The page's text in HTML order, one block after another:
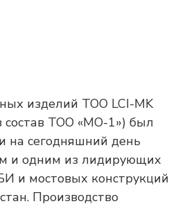
изделий ТОО LCI-MK
состав ТОО «МО-1») был
на сегодняшний день
и одним из лидирующих
и мостовых конструкций
Производство